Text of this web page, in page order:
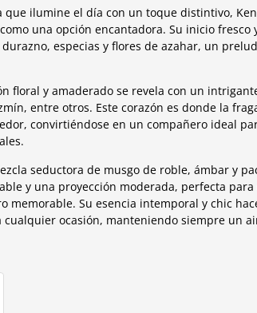
que ilumine el día con un toque distintivo,
una opción encantadora. Su inicio fresco
especias y flores de azahar, un
floral y amaderado se revela con un
entre otros. Este corazón es donde la
convirtiéndose en un compañero ideal
seductora de musgo de roble, ámbar y
y una proyección moderada, perfecta para
memorable. Su esencia intemporal y chic
ocasión, manteniendo siempre un